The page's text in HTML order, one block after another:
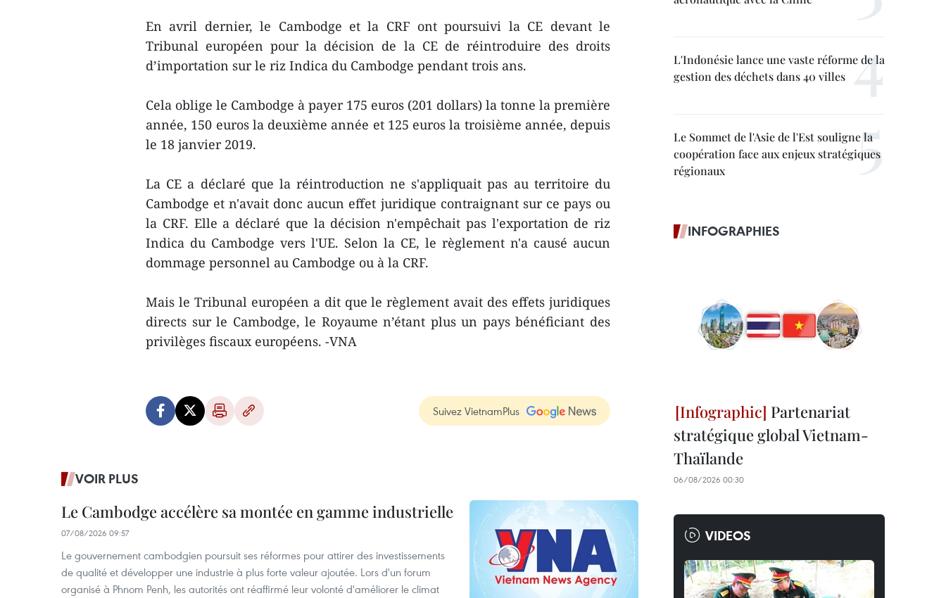
En avril dernier, le Cambodge et la CRF ont poursuivi la CE devant le
Tribunal européen pour la décision de la CE de réintroduire des droits
d’importation sur le riz Indica du Cambodge pendant trois ans.
Cela oblige le Cambodge à payer 175 euros (201 dollars) la tonne la première
année, 150 euros la deuxième année et 125 euros la troisième année, depuis
le 18 janvier 2019.
La CE a déclaré que la réintroduction ne s'appliquait pas au territoire du
Cambodge et n'avait donc aucun effet juridique contraignant sur ce pays ou
la CRF. Elle a déclaré que la décision n'empêchait pas l'exportation de riz
Indica du Cambodge vers l'UE. Selon la CE, le règlement n'a causé aucun
dommage personnel au Cambodge ou à la CRF.
Mais le Tribunal européen a dit que le règlement avait des effets juridiques
directs sur le Cambodge, le Royaume n’étant plus un pays bénéficiant des
privilèges fiscaux européens. -VNA
Suivez VietnamPlus
VOIR PLUS
Le Cambodge accélère sa montée en gamme industrielle
07/08/2026 09:57
Le gouvernement cambodgien poursuit ses réformes pour attirer des investissements
de qualité et développer une industrie à plus forte valeur ajoutée. Lors d'un forum
organisé à Phnom Penh, les autorités ont réaffirmé leur volonté d'améliorer le climat
L'Indonésie lance une vaste réforme de la
gestion des déchets dans 40 villes
Le Sommet de l'Asie de l'Est souligne la
coopération face aux enjeux stratégiques
régionaux
INFOGRAPHIES
Partenariat
stratégique global Vietnam-
Thaïlande
06/08/2026 00:30
VIDEOS